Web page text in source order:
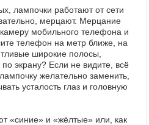
лампочки работают от сети
мерцают. Мерцание
мобильного телефона и
телефон на метр ближе, на
широкие полосы,
экрану? Если не видите, всё
желательно заменить,
усталость глаз и головную
«синие» и «жёлтые» или, как